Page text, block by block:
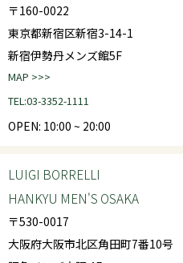
〒160-0022
東京都新宿区新宿3-14-1
新宿伊勢丹メンズ館5F
MAP >>>
TEL:03-3352-1111
OPEN: 10:00 ~ 20:00
LUIGI BORRELLI
HANKYU MEN'S OSAKA
〒530-0017
大阪府大阪市北区角田町7番10号